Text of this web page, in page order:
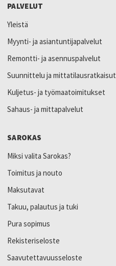
PALVELUT
Yleistä
Myynti- ja asiantuntijapalvelut
Remontti- ja asennuspalvelut
Suunnittelu ja mittatilausratkaisut
Kuljetus- ja työmaatoimitukset
Sahaus- ja mittapalvelut
SAROKAS
Miksi valita Sarokas?
Toimitus ja nouto
Maksutavat
Takuu, palautus ja tuki
Pura sopimus
Rekisteriseloste
Saavutettavuusseloste